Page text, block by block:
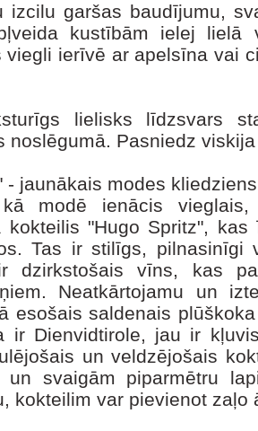
izcilu garšas baudījumu,
kustībām ielej
viegli ierīvē ar apelsīna vai
lielisks līdzsvars
noslēgumā. Pasniedz
- jaunākais modes kliedziens
modē ienācis
kokteilis "Hugo Spritz",
Tas ir stilīgs, pilnasinīgi
dzirkstošais vīns, kas
Neatkārtojamu un
esošais saldenais
ir Dienvidtirole, jau ir
un veldzējošais
un svaigām piparmētru
kokteilim var pievienot